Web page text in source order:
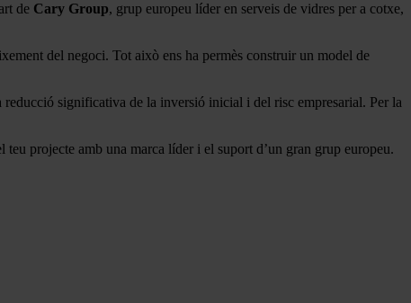
de Cary Group, grup europeu líder en serveis de vidres per a cotxe,
del negoci. Tot això ens ha permès construir un model de
significativa de la inversió inicial i del risc empresarial. Per la
teu projecte amb una marca líder i el suport d’un gran grup europeu.